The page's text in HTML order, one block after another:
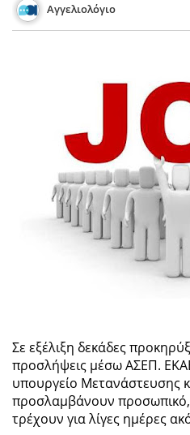
Αγγελιολόγιο
Σε εξέλιξη δεκάδες
προσλήψεις μέσω ΑΣΕΠ.
υπουργείο Μετανάστευσης
προσλαμβάνουν προσωπικό,
τρέχουν για λίγες ημέρες